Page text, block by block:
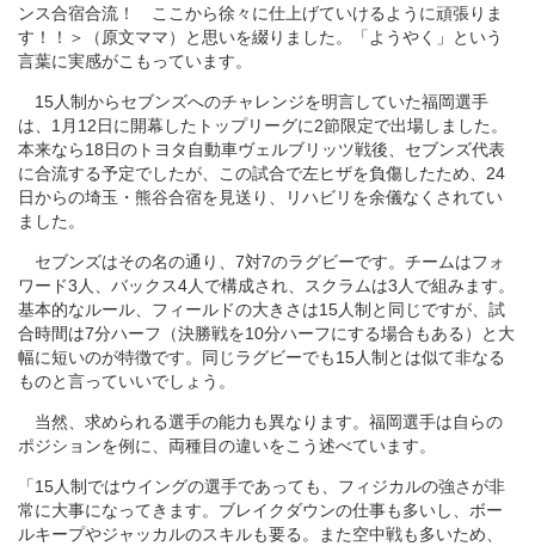
ンス合宿合流！ ここから徐々に仕上げていけるように頑張りま
す！！＞（原文ママ）と思いを綴りました。「ようやく」という
言葉に実感がこもっています。
15人制からセブンズへのチャレンジを明言していた福岡選手
は、1月12日に開幕したトップリーグに2節限定で出場しました。
本来なら18日のトヨタ自動車ヴェルブリッツ戦後、セブンズ代表
に合流する予定でしたが、この試合で左ヒザを負傷したため、24
日からの埼玉・熊谷合宿を見送り、リハビリを余儀なくされてい
ました。
セブンズはその名の通り、7対7のラグビーです。チームはフォ
ワード3人、バックス4人で構成され、スクラムは3人で組みます。
基本的なルール、フィールドの大きさは15人制と同じですが、試
合時間は7分ハーフ（決勝戦を10分ハーフにする場合もある）と大
幅に短いのが特徴です。同じラグビーでも15人制とは似て非なる
ものと言っていいでしょう。
当然、求められる選手の能力も異なります。福岡選手は自らの
ポジションを例に、両種目の違いをこう述べています。
「15人制ではウイングの選手であっても、フィジカルの強さが非
常に大事になってきます。ブレイクダウンの仕事も多いし、ボー
ルキープやジャッカルのスキルも要る。また空中戦も多いため、